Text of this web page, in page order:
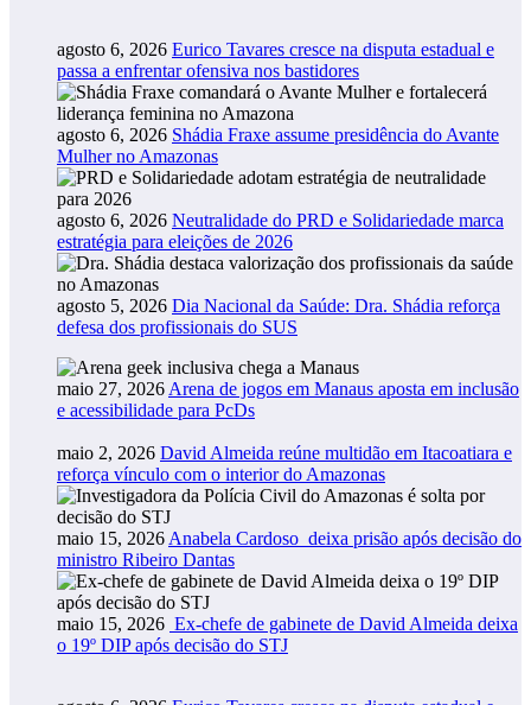
agosto 6, 2026 Eurico Tavares cresce na disputa estadual e
passa a enfrentar ofensiva nos bastidores
agosto 6, 2026 Shádia Fraxe assume presidência do Avante
Mulher no Amazonas
agosto 6, 2026 Neutralidade do PRD e Solidariedade marca
estratégia para eleições de 2026
agosto 5, 2026 Dia Nacional da Saúde: Dra. Shádia reforça
defesa dos profissionais do SUS
maio 27, 2026 Arena de jogos em Manaus aposta em inclusão
e acessibilidade para PcDs
maio 2, 2026 David Almeida reúne multidão em Itacoatiara e
reforça vínculo com o interior do Amazonas
maio 15, 2026 Anabela Cardoso deixa prisão após decisão do
ministro Ribeiro Dantas
maio 15, 2026 Ex-chefe de gabinete de David Almeida deixa
o 19º DIP após decisão do STJ